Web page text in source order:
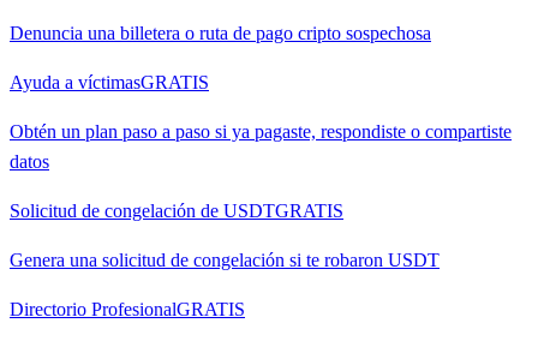
Denuncia una billetera o ruta de pago cripto sospechosa
Ayuda a víctimasGRATIS
Obtén un plan paso a paso si ya pagaste, respondiste o compartiste
datos
Solicitud de congelación de USDTGRATIS
Genera una solicitud de congelación si te robaron USDT
Directorio ProfesionalGRATIS